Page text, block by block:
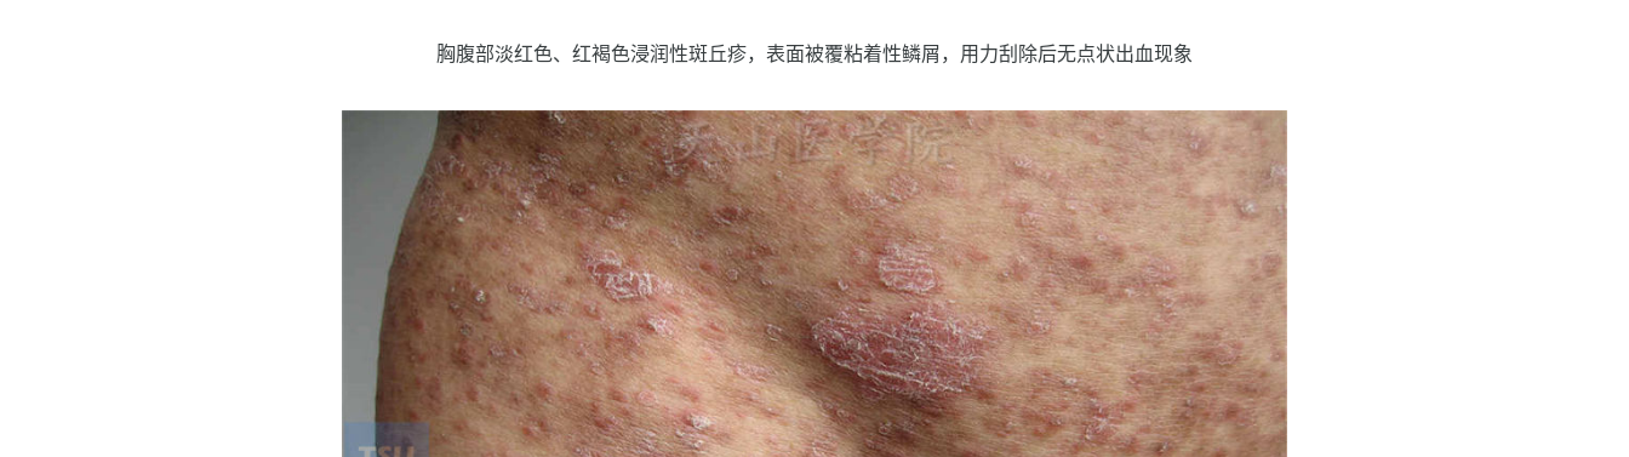
胸腹部淡红色、红褐色浸润性斑丘疹，表面被覆粘着性鳞屑，用力刮除后无点状出血现象